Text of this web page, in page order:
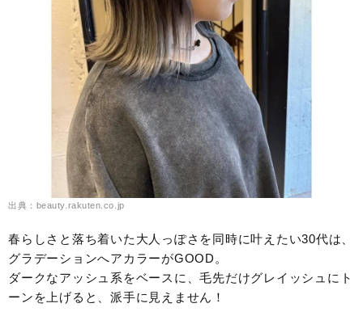
出典：beauty.rakuten.co.jp
春らしさと落ち着いた大人っぽさを同時に叶えたい30代は、
グラデーションへアカラーがGOOD。
ダークなアッシュ系をベースに、毛先だけグレイッシュにト
ーンを上げると、派手に見えません！